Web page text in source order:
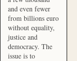
and even fewer
from billions euro
without equality,
justice and
democracy. The
issue is to